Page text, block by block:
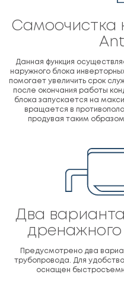
Cамоочистка
Данная функция
наружного блока
помогает увеличить срок
после окончания работы
блока запускается на
вращается в
продувая таким
Два
Предусмотрено два
трубопровода. Для
оснащен